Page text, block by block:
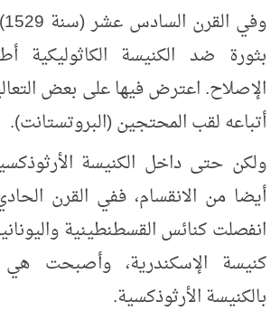
بثورة ضد الكنيسة الكاثوليكية
الإصلاح. اعترض فيها على بعض
أتباعه لقب المحتجين (البروتستانت).
ولكن حتى داخل الكنيسة
أيضا من الانقسام، ففي القرن
انفصلت كنائس القسطنطينية
كنيسة الإسكندرية، وأصبحت
بالكنيسة الأرثوذكسية.